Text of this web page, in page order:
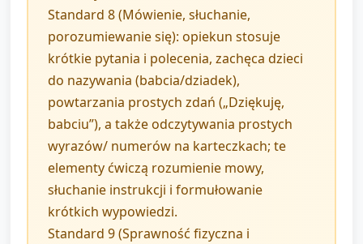
Standard 8 (Mówienie, słuchanie,
porozumiewanie się): opiekun stosuje
krótkie pytania i polecenia, zachęca dzieci
do nazywania (babcia/dziadek),
powtarzania prostych zdań („Dziękuję,
babciu”), a także odczytywania prostych
wyrazów/ numerów na karteczkach; te
elementy ćwiczą rozumienie mowy,
słuchanie instrukcji i formułowanie
krótkich wypowiedzi.
Standard 9 (Sprawność fizyczna i